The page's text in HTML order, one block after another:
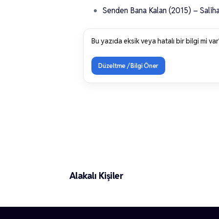
Senden Bana Kalan (2015) –
Bu yazıda eksik veya hatalı bir bilgi mi
Düzeltme / Bilgi Öner
Alakalı Kişiler
Barış İleri